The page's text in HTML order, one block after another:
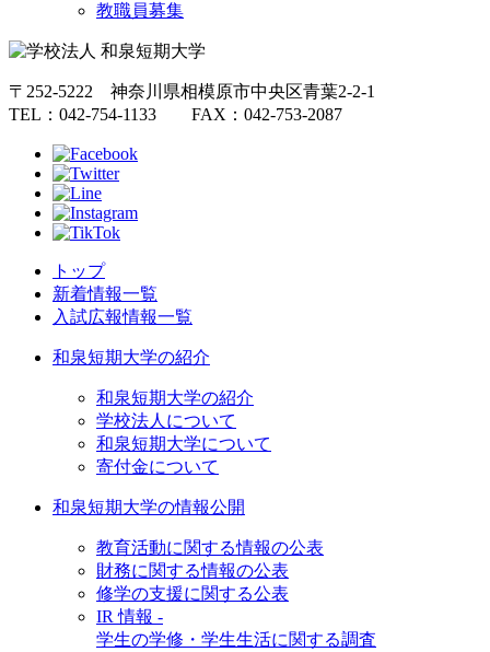
教職員募集
〒252-5222 神奈川県相模原市中央区青葉2-2-1
TEL：042-754-1133 FAX：042-753-2087
トップ
新着情報一覧
入試広報情報一覧
和泉短期大学の紹介
和泉短期大学の紹介
学校法人について
和泉短期大学について
寄付金について
和泉短期大学の情報公開
教育活動に関する情報の公表
財務に関する情報の公表
修学の支援に関する公表
IR 情報 -
学生の学修・学生生活に関する調査